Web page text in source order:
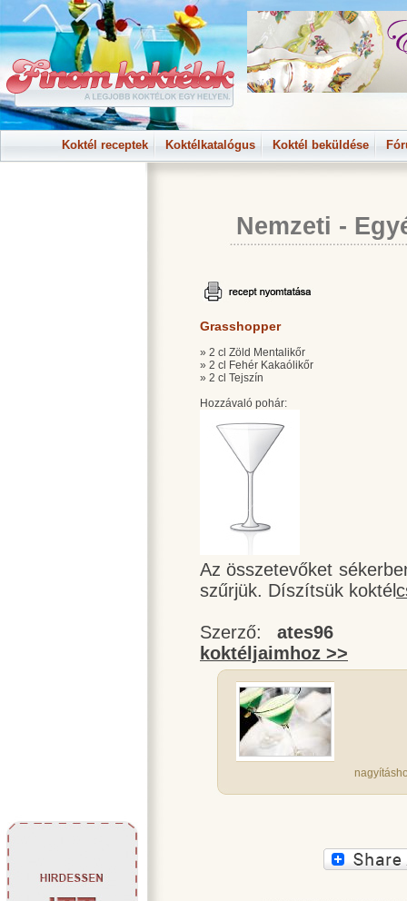
Koktél receptek Koktélkatalógus Koktél beküldése
Nemzeti -
Grasshopper
» 2 cl Zöld Mentalikőr
» 2 cl Fehér Kakaólikőr
» 2 cl Tejszín
Hozzávaló pohár:
Az összetevőket
szűrjük. Díszítsük koktél
Szerző: ates96
koktéljaimhoz >>